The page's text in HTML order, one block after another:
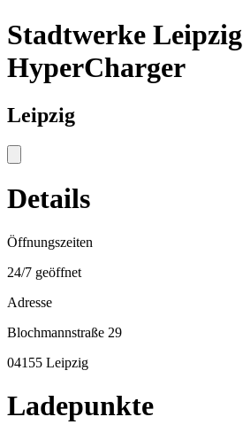
Stadtwerke Leipzig
HyperCharger
Leipzig
Details
Öffnungszeiten
24/7 geöffnet
Adresse
Blochmannstraße 29
04155 Leipzig
Ladepunkte